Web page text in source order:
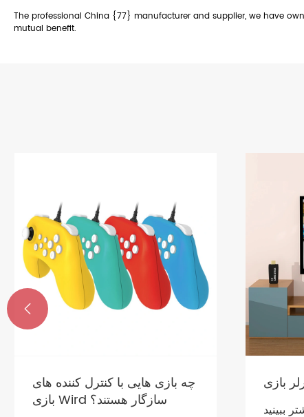
The professional China {77} manufacturer and supplier, we have
mutual benefit.
چه بازی هایی با کنترل کننده های
بازی Wird سازگار هستند؟
بازی
